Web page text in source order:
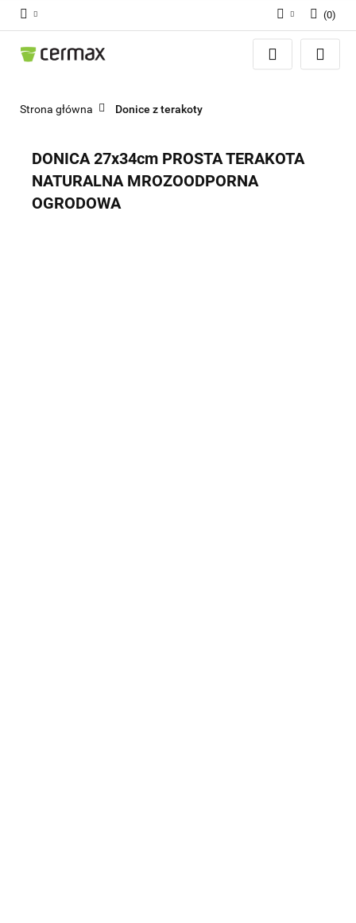
Zaloguj się
(0)
Strona główna Donice z terakoty
DONICA 27x34cm PROSTA TERAKOTA
NATURALNA MROZOODPORNA
OGRODOWA